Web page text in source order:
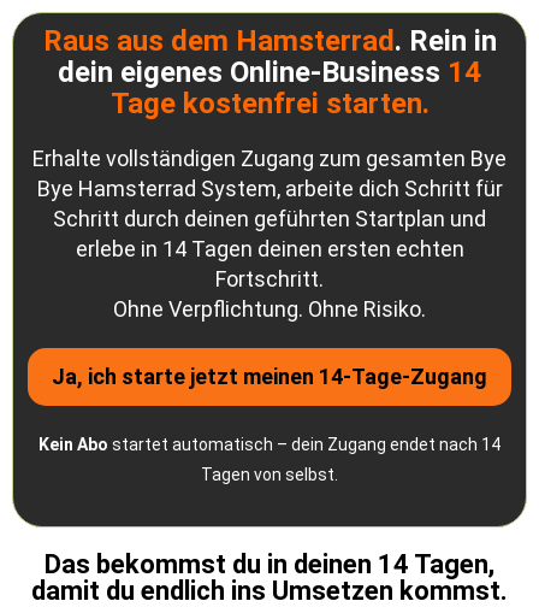
Raus aus dem Hamsterrad. Rein in
dein eigenes Online-Business 14
Tage kostenfrei starten.
Erhalte vollständigen Zugang zum gesamten Bye
Bye Hamsterrad System, arbeite dich Schritt für
Schritt durch deinen geführten Startplan und
erlebe in 14 Tagen deinen ersten echten
Fortschritt.
Ohne Verpflichtung. Ohne Risiko.
Ja, ich starte jetzt meinen 14-Tage-Zugang
Kein Abo startet automatisch – dein Zugang endet nach 14
Tagen von selbst.
Das bekommst du in deinen 14 Tagen,
damit du endlich ins Umsetzen kommst.